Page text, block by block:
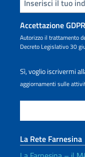
Accettazione GDPR
Autorizzo il trattamento
Decreto Legislativo 30
Sì, voglio iscrivermi
aggiornamenti sulle
La Rete Farnesina